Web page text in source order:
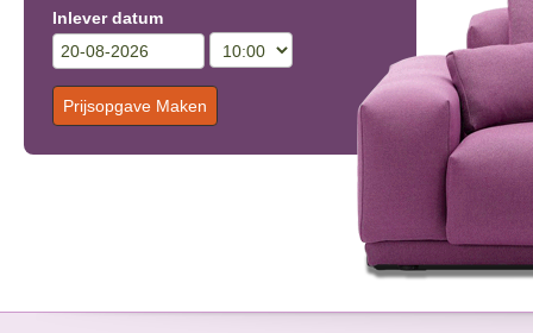
Inlever datum